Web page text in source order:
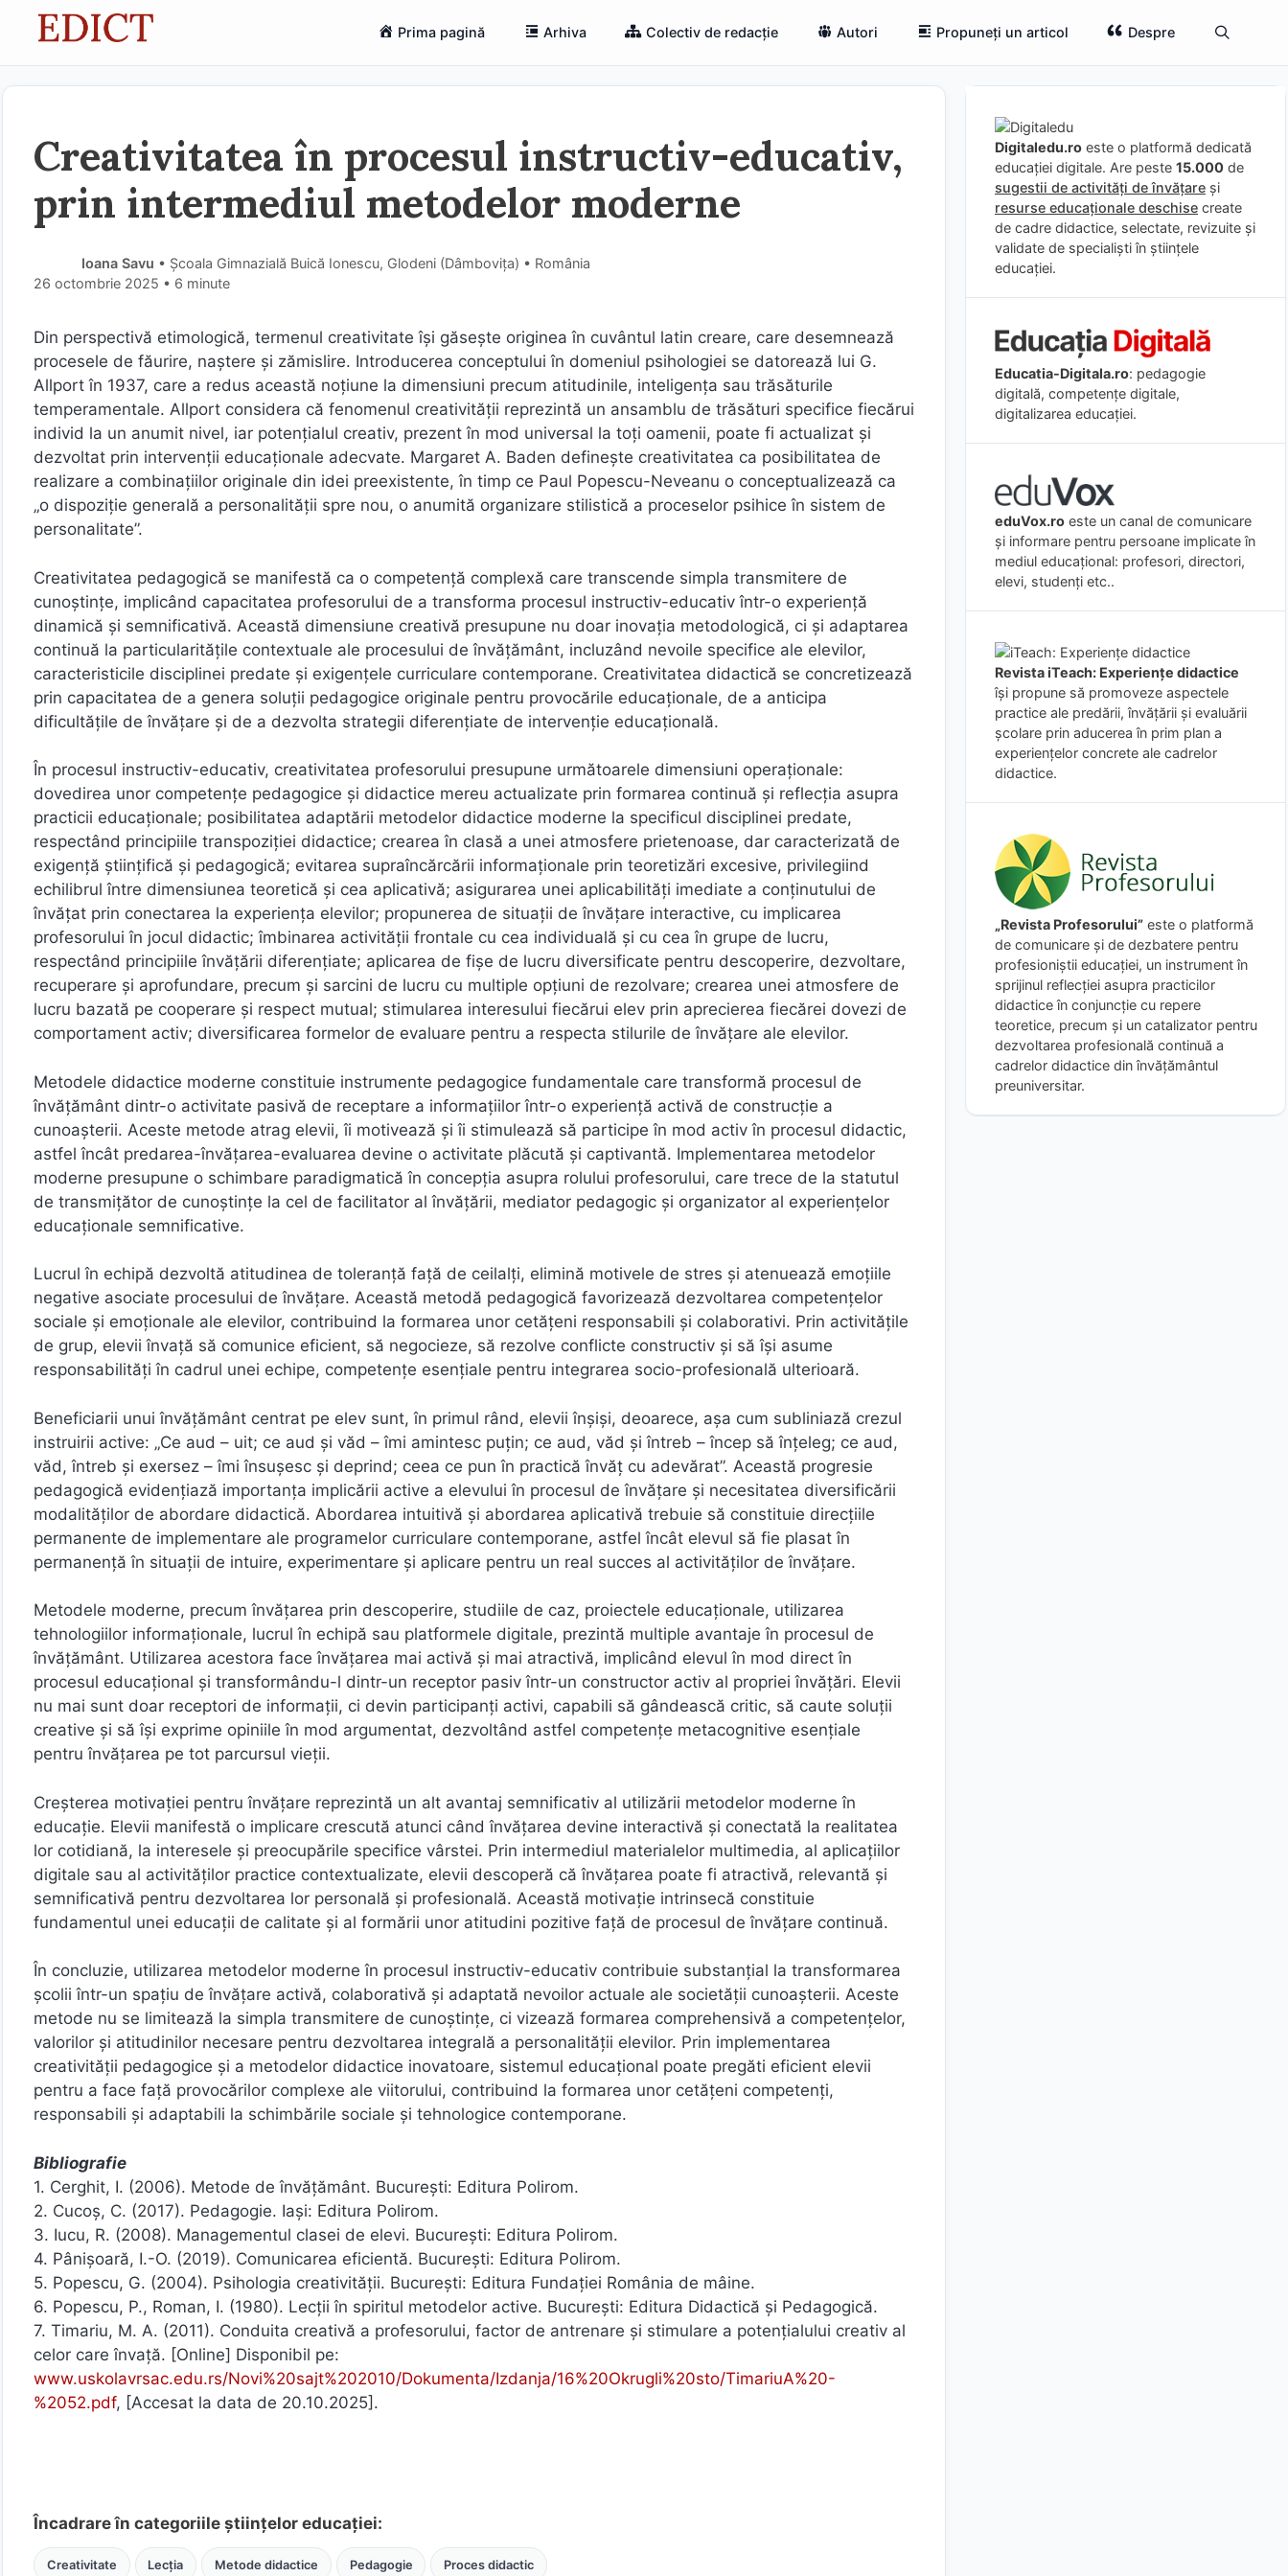
Prima pagină Arhiva Colectiv de redacție Autori Propuneți un articol Despre
Creativitatea în procesul instructiv-educativ,
prin intermediul metodelor moderne
Ioana Savu • Școala Gimnazială Buică Ionescu, Glodeni (Dâmboviţa) • România
26 octombrie 2025 • 6 minute
Din perspectivă etimologică, termenul creativitate își găsește originea în cuvântul latin creare, care desemnează
procesele de făurire, naștere și zămislire. Introducerea conceptului în domeniul psihologiei se datorează lui G.
Allport în 1937, care a redus această noțiune la dimensiuni precum atitudinile, inteligența sau trăsăturile
temperamentale. Allport considera că fenomenul creativității reprezintă un ansamblu de trăsături specifice fiecărui
individ la un anumit nivel, iar potențialul creativ, prezent în mod universal la toți oamenii, poate fi actualizat și
dezvoltat prin intervenții educaționale adecvate. Margaret A. Baden definește creativitatea ca posibilitatea de
realizare a combinațiilor originale din idei preexistente, în timp ce Paul Popescu-Neveanu o conceptualizează ca
„o dispoziție generală a personalității spre nou, o anumită organizare stilistică a proceselor psihice în sistem de
personalitate”.
Creativitatea pedagogică se manifestă ca o competență complexă care transcende simpla transmitere de
cunoștințe, implicând capacitatea profesorului de a transforma procesul instructiv-educativ într-o experiență
dinamică și semnificativă. Această dimensiune creativă presupune nu doar inovația metodologică, ci și adaptarea
continuă la particularitățile contextuale ale procesului de învățământ, incluzând nevoile specifice ale elevilor,
caracteristicile disciplinei predate și exigențele curriculare contemporane. Creativitatea didactică se concretizează
prin capacitatea de a genera soluții pedagogice originale pentru provocările educaționale, de a anticipa
dificultățile de învățare și de a dezvolta strategii diferențiate de intervenție educațională.
În procesul instructiv-educativ, creativitatea profesorului presupune următoarele dimensiuni operaționale:
dovedirea unor competențe pedagogice și didactice mereu actualizate prin formarea continuă și reflecția asupra
practicii educaționale; posibilitatea adaptării metodelor didactice moderne la specificul disciplinei predate,
respectând principiile transpoziției didactice; crearea în clasă a unei atmosfere prietenoase, dar caracterizată de
exigență științifică și pedagogică; evitarea supraîncărcării informaționale prin teoretizări excesive, privilegiind
echilibrul între dimensiunea teoretică și cea aplicativă; asigurarea unei aplicabilități imediate a conținutului de
învățat prin conectarea la experiența elevilor; propunerea de situații de învățare interactive, cu implicarea
profesorului în jocul didactic; îmbinarea activității frontale cu cea individuală și cu cea în grupe de lucru,
respectând principiile învățării diferențiate; aplicarea de fișe de lucru diversificate pentru descoperire, dezvoltare,
recuperare și aprofundare, precum și sarcini de lucru cu multiple opțiuni de rezolvare; crearea unei atmosfere de
lucru bazată pe cooperare și respect mutual; stimularea interesului fiecărui elev prin aprecierea fiecărei dovezi de
comportament activ; diversificarea formelor de evaluare pentru a respecta stilurile de învățare ale elevilor.
Metodele didactice moderne constituie instrumente pedagogice fundamentale care transformă procesul de
învățământ dintr-o activitate pasivă de receptare a informațiilor într-o experiență activă de construcție a
cunoașterii. Aceste metode atrag elevii, îi motivează și îi stimulează să participe în mod activ în procesul didactic,
astfel încât predarea-învățarea-evaluarea devine o activitate plăcută și captivantă. Implementarea metodelor
moderne presupune o schimbare paradigmatică în concepția asupra rolului profesorului, care trece de la statutul
de transmițător de cunoștințe la cel de facilitator al învățării, mediator pedagogic și organizator al experiențelor
educaționale semnificative.
Lucrul în echipă dezvoltă atitudinea de toleranță față de ceilalți, elimină motivele de stres și atenuează emoțiile
negative asociate procesului de învățare. Această metodă pedagogică favorizează dezvoltarea competențelor
sociale și emoționale ale elevilor, contribuind la formarea unor cetățeni responsabili și colaborativi. Prin activitățile
de grup, elevii învață să comunice eficient, să negocieze, să rezolve conflicte constructiv și să își asume
responsabilități în cadrul unei echipe, competențe esențiale pentru integrarea socio-profesională ulterioară.
Beneficiarii unui învățământ centrat pe elev sunt, în primul rând, elevii înșiși, deoarece, așa cum subliniază crezul
instruirii active: „Ce aud – uit; ce aud și văd – îmi amintesc puțin; ce aud, văd și întreb – încep să înțeleg; ce aud,
văd, întreb și exersez – îmi însuşesc şi deprind; ceea ce pun în practică învăț cu adevărat”. Această progresie
pedagogică evidențiază importanța implicării active a elevului în procesul de învățare și necesitatea diversificării
modalităților de abordare didactică. Abordarea intuitivă și abordarea aplicativă trebuie să constituie direcțiile
permanente de implementare ale programelor curriculare contemporane, astfel încât elevul să fie plasat în
permanență în situații de intuire, experimentare și aplicare pentru un real succes al activităților de învățare.
Metodele moderne, precum învățarea prin descoperire, studiile de caz, proiectele educaționale, utilizarea
tehnologiilor informaționale, lucrul în echipă sau platformele digitale, prezintă multiple avantaje în procesul de
învățământ. Utilizarea acestora face învățarea mai activă și mai atractivă, implicând elevul în mod direct în
procesul educațional și transformându-l dintr-un receptor pasiv într-un constructor activ al propriei învățări. Elevii
nu mai sunt doar receptori de informații, ci devin participanți activi, capabili să gândească critic, să caute soluții
creative și să își exprime opiniile în mod argumentat, dezvoltând astfel competențe metacognitive esențiale
pentru învățarea pe tot parcursul vieții.
Creșterea motivației pentru învățare reprezintă un alt avantaj semnificativ al utilizării metodelor moderne în
educație. Elevii manifestă o implicare crescută atunci când învățarea devine interactivă și conectată la realitatea
lor cotidiană, la interesele și preocupările specifice vârstei. Prin intermediul materialelor multimedia, al aplicațiilor
digitale sau al activităților practice contextualizate, elevii descoperă că învățarea poate fi atractivă, relevantă și
semnificativă pentru dezvoltarea lor personală și profesională. Această motivație intrinsecă constituie
fundamentul unei educații de calitate și al formării unor atitudini pozitive față de procesul de învățare continuă.
În concluzie, utilizarea metodelor moderne în procesul instructiv-educativ contribuie substanțial la transformarea
școlii într-un spațiu de învățare activă, colaborativă și adaptată nevoilor actuale ale societății cunoașterii. Aceste
metode nu se limitează la simpla transmitere de cunoștințe, ci vizează formarea comprehensivă a competențelor,
valorilor și atitudinilor necesare pentru dezvoltarea integrală a personalității elevilor. Prin implementarea
creativității pedagogice și a metodelor didactice inovatoare, sistemul educațional poate pregăti eficient elevii
pentru a face față provocărilor complexe ale viitorului, contribuind la formarea unor cetățeni competenți,
responsabili și adaptabili la schimbările sociale și tehnologice contemporane.
Bibliografie
1. Cerghit, I. (2006). Metode de învățământ. București: Editura Polirom.
2. Cucoș, C. (2017). Pedagogie. Iași: Editura Polirom.
3. Iucu, R. (2008). Managementul clasei de elevi. București: Editura Polirom.
4. Pânișoară, I.-O. (2019). Comunicarea eficientă. București: Editura Polirom.
5. Popescu, G. (2004). Psihologia creativității. București: Editura Fundației România de mâine.
6. Popescu, P., Roman, I. (1980). Lecții în spiritul metodelor active. București: Editura Didactică și Pedagogică.
7. Timariu, M. A. (2011). Conduita creativă a profesorului, factor de antrenare şi stimulare a potenţialului creativ al
celor care învaţă. [Online] Disponibil pe:
www.uskolavrsac.edu.rs/Novi%20sajt%202010/Dokumenta/Izdanja/16%20Okrugli%20sto/TimariuA%20-
%2052.pdf, [Accesat la data de 20.10.2025].
Încadrare în categoriile științelor educației:
Creativitate Lecția Metode didactice Pedagogie Proces didactic
Digitaledu.ro este o platformă dedicată
educației digitale. Are peste 15.000 de
sugestii de activități de învățare și
resurse educaționale deschise create
de cadre didactice, selectate, revizuite și
validate de specialiști în științele
educației.
Educatia-Digitala.ro: pedagogie
digitală, competențe digitale,
digitalizarea educației.
eduVox.ro este un canal de comunicare
și informare pentru persoane implicate în
mediul educațional: profesori, directori,
elevi, studenți etc..
Revista iTeach: Experienţe didactice
îşi propune să promoveze aspectele
practice ale predării, învăţării şi evaluării
şcolare prin aducerea în prim plan a
experienţelor concrete ale cadrelor
didactice.
„Revista Profesorului” este o platformă
de comunicare și de dezbatere pentru
profesioniștii educației, un instrument în
sprijinul reflecției asupra practicilor
didactice în conjuncție cu repere
teoretice, precum și un catalizator pentru
dezvoltarea profesională continuă a
cadrelor didactice din învățământul
preuniversitar.